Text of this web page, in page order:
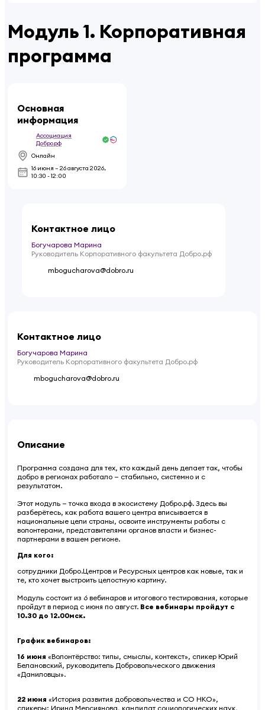
Модуль 1. Корпоративная
программа
Основная
информация
Ассоциация
Добро.рф
Онлайн
16 июня – 26 августа 2026,
10:30 - 12:00
Контактное лицо
Богучарова Марина
Руководитель Корпоративного факультета Добро.рф
mbogucharova@dobro.ru
Контактное лицо
Богучарова Марина
Руководитель Корпоративного факультета Добро.рф
mbogucharova@dobro.ru
Описание
Программа создана для тех, кто каждый день делает так, чтобы
добро в регионах работало — стабильно, системно и с
результатом.
Этот модуль — точка входа в экосистему Добро.рф. Здесь вы
разберётесь, как работа вашего центра вписывается в
национальные цели страны, освоите инструменты работы с
волонтерами, представителями органов власти и бизнес-
партнерами в вашем регионе.
Для кого:
сотрудники Добро.Центров и Ресурсных центров как новые, так и
те, кто хочет выстроить целостную картину.
Модуль состоит из 6 вебинаров и итогового тестирования, которые
пройдут в период с июня по август. Все вебинары пройдут с
10.30 до 12.00мск.
График вебинаров:
16 июня «Волонтёрство: типы, смыслы, контекст», спикер Юрий
Белановский, руководитель Добровольческого движения
«Даниловцы».
22 июня «История развития добровольчества и СО НКО»,
спикеры: Ирина Мерсиянова, кандидат социологических наук,